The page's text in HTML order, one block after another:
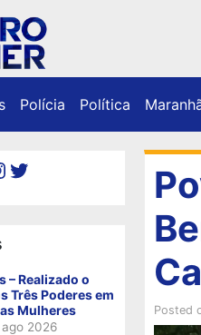
Polícia Política
Twitter
– Realizado o
Três Poderes em
Mulheres
2026
Posted